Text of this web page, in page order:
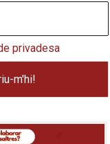
privadesa